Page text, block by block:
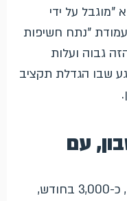
על ידי
"נתח חשיפות
גבוה ועלות
שבו הגדלת תקציב
עם
ניקח תקציב של 100 שקלים ביום, כ-3,000 בחודש,